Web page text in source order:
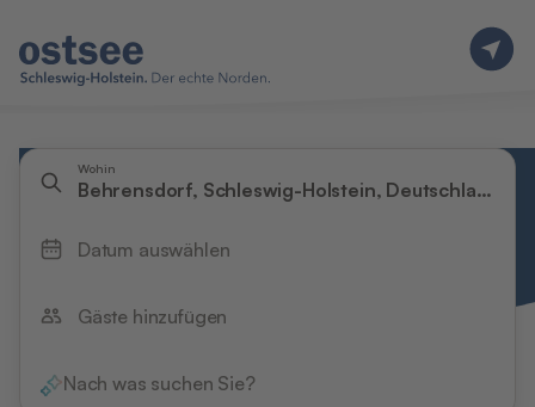
Wohin
Behrensdorf, Schleswig-Holstein, Deutschland
Datum auswählen
Gäste hinzufügen
Nach was suchen Sie?